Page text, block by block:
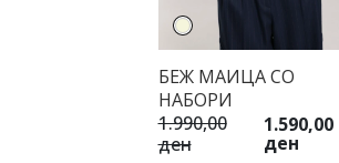
БЕЖ МАИЦА СО
НАБОРИ
1.990,00
ден
1.590,00
ден